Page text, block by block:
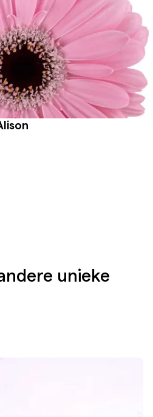
unieke